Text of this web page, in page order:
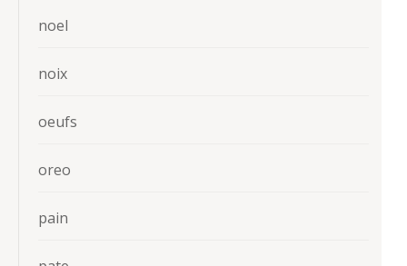
noel
noix
oeufs
oreo
pain